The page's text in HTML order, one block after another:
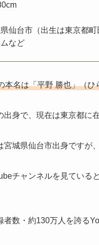
仙台市（出生は東京都町
など
本名は「平野 勝也」（
出身で、現在は東京都に
宮城県仙台市出身ですが
チャンネルを見ている
者数・約130万人を誇る